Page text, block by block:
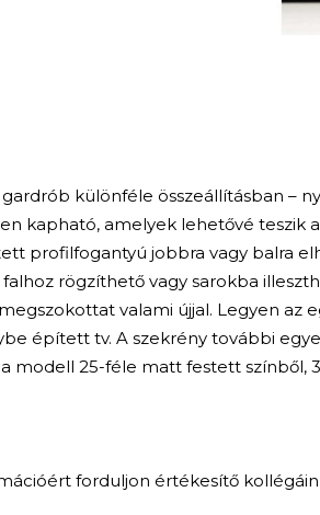
gardrób különféle összeállításban –
kapható, amelyek lehetővé teszik
profilfogantyú jobbra vagy balra
rögzíthető vagy sarokba
valami újjal. Legyen az
épített tv. A szekrény további
modell 25-féle matt festett színből,
forduljon értékesítő